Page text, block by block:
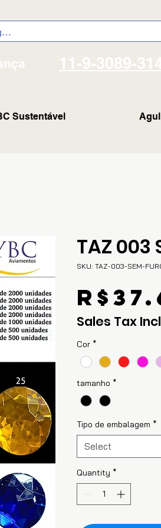
11-9-3089-
TAZ 003
SKU: TAZ-003-SEM-
Sales Tax
Cor *
tamanho *
Tipo de embalagem *
Select
Quantity *
Sustentável